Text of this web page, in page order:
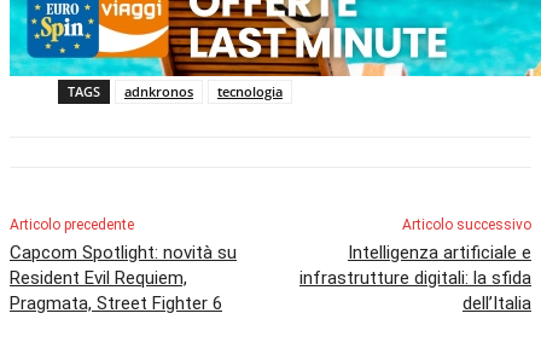
TAGS adnkronos tecnologia
Articolo precedente
Capcom Spotlight: novità su
Resident Evil Requiem,
Pragmata, Street Fighter 6
Articolo successivo
Intelligenza artificiale e
infrastrutture digitali: la sfida
dell’Italia